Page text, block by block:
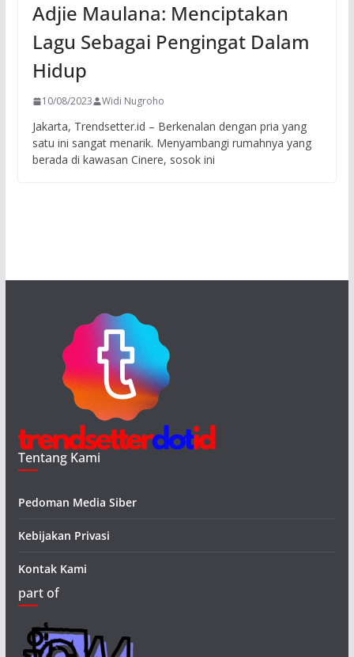
Adjie Maulana: Menciptakan
Lagu Sebagai Pengingat Dalam
Hidup
10/08/2023 Widi Nugroho
Jakarta, Trendsetter.id – Berkenalan dengan pria yang
satu ini sangat menarik. Menyambangi rumahnya yang
berada di kawasan Cinere, sosok ini
Tentang Kami
Pedoman Media Siber
Kebijakan Privasi
Kontak Kami
part of